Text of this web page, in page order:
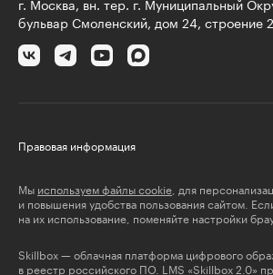
г. Москва, вн. тер. г. Муниципальный
бульвар Смоленский, дом 24, строение
Правовая информация
Мы используем файлы cookie , для
и повышения удобства пользования сайтом.
на их использование, поменяйте настройки
Skillbox — облачная платформа цифрового
в реестр российского ПО. LMS «Skillbox 2.0»